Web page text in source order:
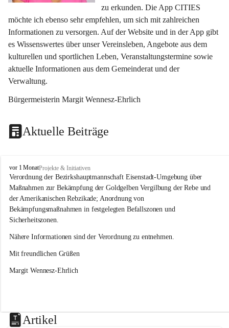
zu erkunden. Die App CITIES
möchte ich ebenso sehr empfehlen, um sich mit zahlreichen
Informationen zu versorgen. Auf der Website und in der App gibt
es Wissenswertes über unser Vereinsleben, Angebote aus dem
kulturellen und sportlichen Leben, Veranstaltungstermine sowie
aktuelle Informationen aus dem Gemeinderat und der
Verwaltung.
Bürgermeisterin Margit Wennesz-Ehrlich
Aktuelle Beiträge
O
s
l
i
p
vor 1 MonatProjekte & Initiativen
Verordnung der Bezirkshauptmannschaft Eisenstadt-Umgebung über
Maßnahmen zur Bekämpfung der Goldgelben Vergilbung der Rebe und
der Amerikanischen Rebzikade; Anordnung von
Bekämpfungsmaßnahmen in festgelegten Befallszonen und
Sicherheitszonen.
Nähere Informationen sind der Verordnung zu entnehmen.
Mit freundlichen Grüßen
Margit Wennesz-Ehrlich
Artikel